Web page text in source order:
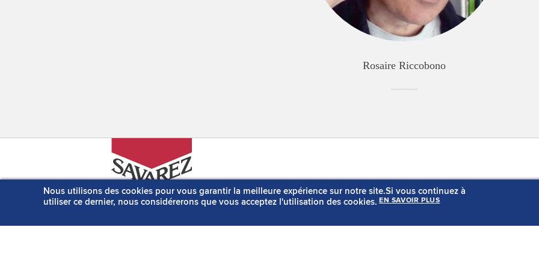
Rosaire Riccobono
5, Avenue Barthélémy Thimonnier
BP 133 - 69643 Caluire et Cuire
Tel : (+33) 4 37 40 32 00
Rechercher un produit
Liste des musiciens
Notre
Nous utilisons des cookies pour vous garantir la meilleure expérience sur notre site.Si vous continuez à
utiliser ce dernier, nous considérerons que vous acceptez l'utilisation des cookies. EN SAVOIR PLUS